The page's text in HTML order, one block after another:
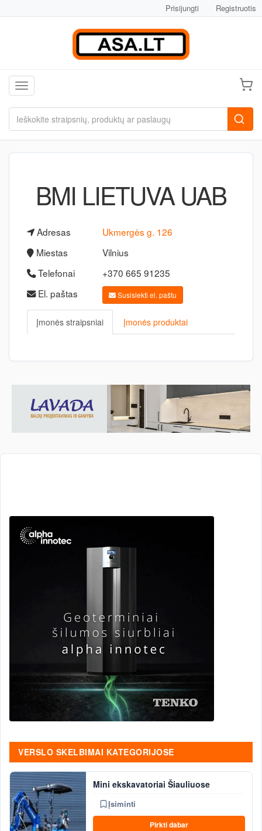
Prisijungti Registruotis
Toggle navigation
BMI LIETUVA UAB
Adresas
Ukmergės g. 126
Miestas
Vilnius
Telefonai
+370 665 91235
El. paštas
Susisiekti el. paštu
Įmonės straipsniai Įmonės produktai
VERSLO SKELBIMAI KATEGORIJOSE
Mini ekskavatoriai Šiauliuose
Įsiminti
Pirkti dabar